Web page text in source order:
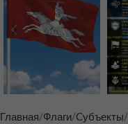
Главная Флаги Cубъекты